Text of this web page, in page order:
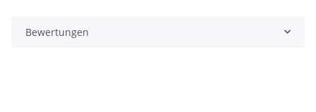
Bewertungen